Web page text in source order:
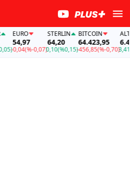
EURO
54,97
-0,04(%-0,07)
STERLIN
64,20
0,10(%0,15)
BITCOIN
64.423,95
-456,85(%-0,70)
ALTIN
3,41